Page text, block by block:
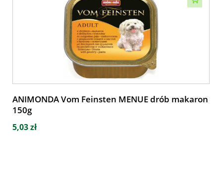
ANIMONDA Vom Feinsten MENUE drób makaron
150g
5,03 zł